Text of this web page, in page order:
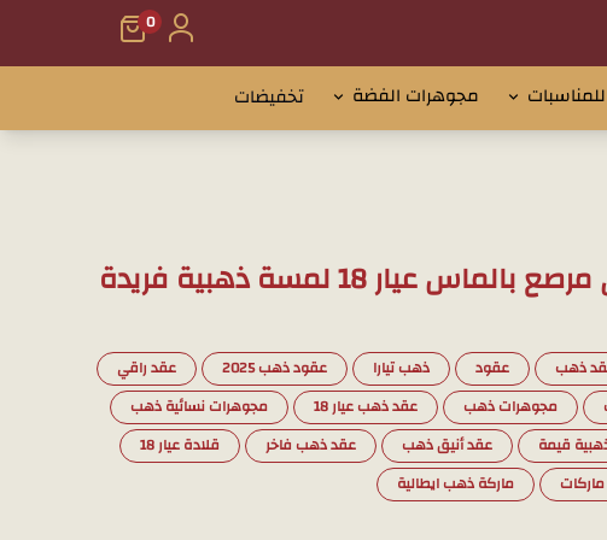
0
مجوهرات الفضة تخفيضات
عيار 18 لمسة ذهبية فريدة
ذهب عقود ذهب تيارا عقود ذهب 2025
عقد راقي
مجوهرات ذهب عقد ذهب عيار 18
مجوهرات نسائية ذهب
قيمة عقد أنيق ذهب عقد ذهب فاخر
قلادة عيار 18
ماركة ذهب ايطالية